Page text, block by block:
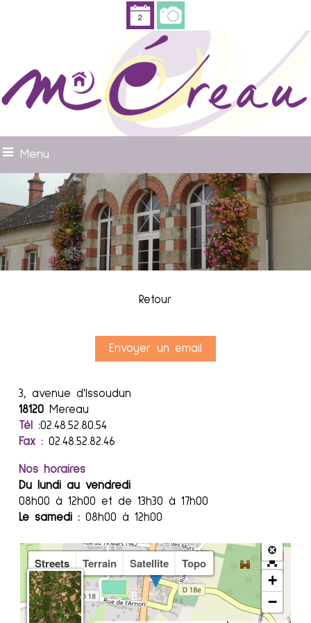
Menu
Retour
Envoyer un email
3, avenue d'Issoudun
18120Mereau
Tél :02.48.52.80.54
Fax : 02.48.52.82.46
Nos horaires
Du lundi au vendredi
08h00 à 12h00 et de 13h30 à 17h00
Le samedi : 08h00 à 12h00
Streets Terrain Satellite Topo
+
−